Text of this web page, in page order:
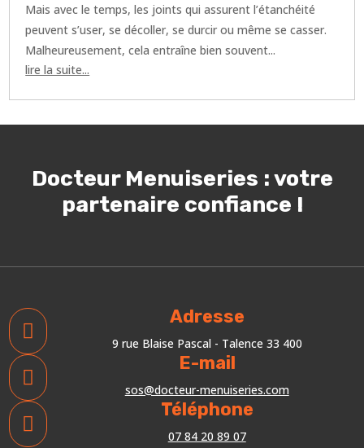
Mais avec le temps, les joints qui assurent l’étanchéité
peuvent s’user, se décoller, se durcir ou même se casser.
Malheureusement, cela entraîne bien souvent...
lire la suite...
Docteur Menuiseries : votre
partenaire confiance !

Adresse
9 rue Blaise Pascal - Talence 33 400

E-mail
sos@docteur-menuiseries.com

Téléphone
07 84 20 89 07